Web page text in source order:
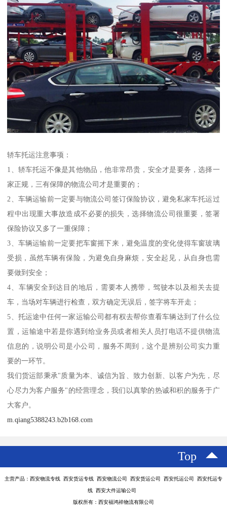
轿车托运注意事项：
1、轿车托运不像是其他物品，他非常昂贵，安全才是要务，选择一
家正规，三有保障的物流公司才是重要的；
2、车辆运输前一定要与物流公司签订保险协议，避免私家车托运过
程中出现重大事故造成不必要的损失，选择物流公司很重要，签署
保险协议又多了一重保障；
3、车辆运输前一定要把车窗摇下来，避免温度的变化使得车窗玻璃
受损，虽然车辆有保险，为避免自身麻烦，安全起见，从自身也需
要做到安全；
4、车辆安全到达目的地后，需要本人携带，驾驶本以及相关去提
车，当场对车辆进行检查，双方确定无误后，签字将车开走；
5、托运途中任何一家运输公司都有权去帮你查看车辆达到了什么位
置，运输途中若是你遇到给业务员或者相关人员打电话不提供物流
信息的，说明公司是小公司，服务不周到，这个是辨别公司实力重
要的一环节。
我们货运部秉承"质量为本、诚信为旨、致力创新、以客户为先，尽
心尽力为客户服务"的经营理念，我们以真挚的热诚和积的服务于广
大客户。
m.qiang5388243.b2b168.com
Top
主营产品：西安物流专线 西安货运专线 西安物流公司 西安货运公司 西安托运公司 西安托运专
线 西安大件运输公司
版权所有：西安福鸿祥物流有限公司